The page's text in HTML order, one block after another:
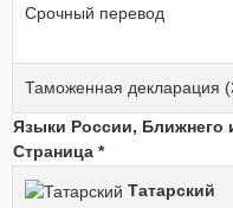
Срочный перевод
Таможенная декларация
Языки России, Ближнего
Страница *
Татарский